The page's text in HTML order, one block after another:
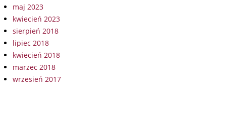
maj 2023
kwiecień 2023
sierpień 2018
lipiec 2018
kwiecień 2018
marzec 2018
wrzesień 2017